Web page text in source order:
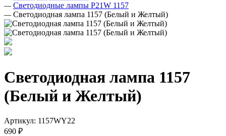
—Светодиодные лампы P21W 1157
—Светодиодная лампа 1157 (Белый и Желтый)
Светодиодная лампа 1157
(Белый и Желтый)
Артикул: 1157WY22
690 ₽